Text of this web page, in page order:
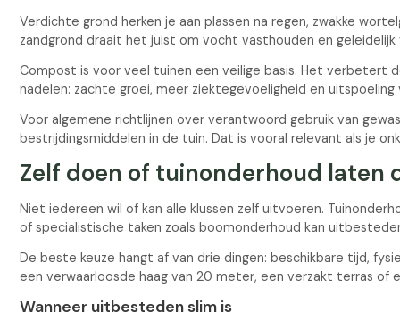
Verdichte grond herken je aan plassen na regen, zwakke
zandgrond draait het juist om vocht vasthouden en geleidelijk
Compost is voor veel tuinen een veilige basis. Het
nadelen: zachte groei, meer ziektegevoeligheid en
Voor algemene richtlijnen over verantwoord gebruik van
bestrijdingsmiddelen in de tuin. Dat is vooral relevant als je
Zelf doen of tuinonderhoud laten
Niet iedereen wil of kan alle klussen zelf uitvoeren.
of specialistische taken zoals boomonderhoud kan
De beste keuze hangt af van drie dingen: beschikbare tijd,
een verwaarloosde haag van 20 meter, een verzakt terras
Wanneer uitbesteden slim is